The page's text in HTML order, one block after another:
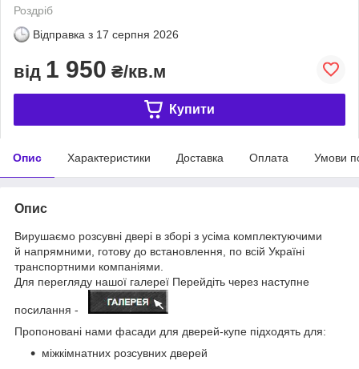
Роздріб
Відправка з 17 серпня 2026
від 1 950 ₴/кв.м
Купити
Опис Характеристики Доставка Оплата Умови
Опис
Вирушаємо розсувні двері в зборі з усіма комплектуючими
й напрямними, готову до встановлення, по всій Україні
транспортними компаніями.
Для перегляду нашої галереї Перейдіть через наступне
посилання -
Пропоновані нами фасади для дверей-купе підходять для:
міжкімнатних розсувних дверей